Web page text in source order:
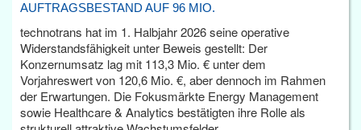
AUFTRAGSBESTAND AUF 96 MIO.
technotrans hat im 1. Halbjahr 2026 seine operative
Widerstandsfähigkeit unter Beweis gestellt: Der
Konzernumsatz lag mit 113,3 Mio. € unter dem
Vorjahreswert von 120,6 Mio. €, aber dennoch im Rahmen
der Erwartungen. Die Fokusmärkte Energy Management
sowie Healthcare & Analytics bestätigten ihre Rolle als